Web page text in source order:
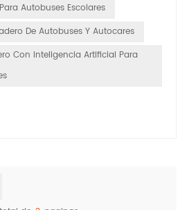
Autobuses Escolares
De Autobuses Y Autocares
Con Inteligencia Artificial Para